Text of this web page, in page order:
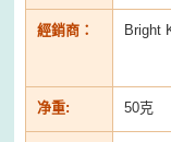
經銷商： Bright
净重: 50克